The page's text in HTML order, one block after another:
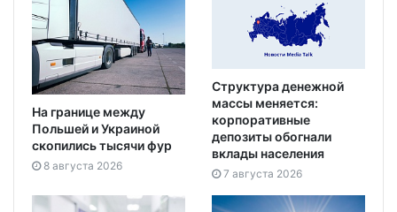
На границе между
Польшей и Украиной
скопились тысячи фур
8 августа 2026
Структура денежной
массы меняется:
корпоративные
депозиты обогнали
вклады населения
7 августа 2026